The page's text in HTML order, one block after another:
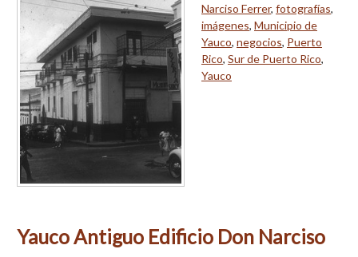
Narciso Ferrer, fotografías,
imágenes, Municipio de
Yauco, negocios, Puerto
Rico, Sur de Puerto Rico,
Yauco
Yauco Antiguo Edificio Don Narciso